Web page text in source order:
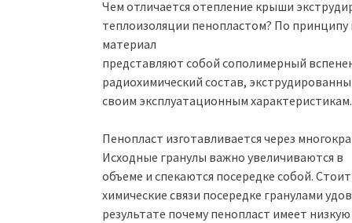
Чем отличается отепление крыши
теплоизоляции пенопластом? По
материал
представляют собой сополимерный
радиохимический состав,
своим эксплуатационным характеристикам.
Пенопласт изготавливается через
Исходные гранулы важно увеличиваются в
объеме и спекаются посередке собой.
химические связи посередке гранулами
результате почему пенопласт имеет